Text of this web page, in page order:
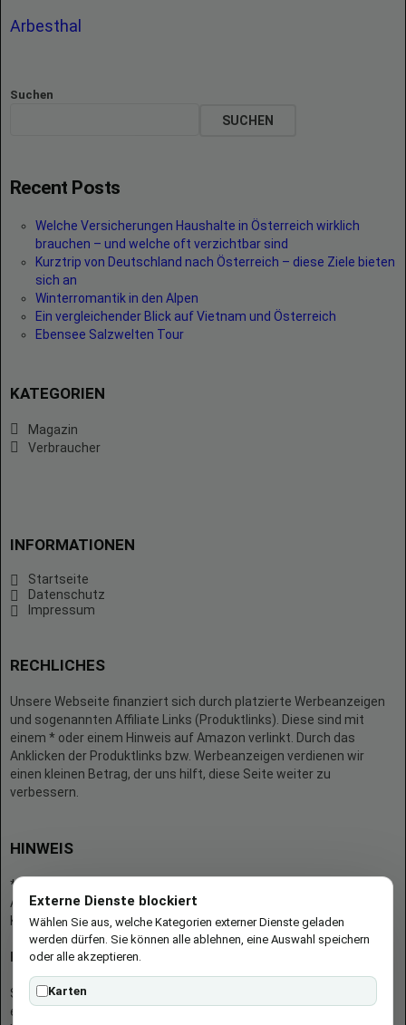
Arbesthal
Suchen
SUCHEN
Recent Posts
Welche Versicherungen Haushalte in Österreich wirklich
brauchen – und welche oft verzichtbar sind
Kurztrip von Deutschland nach Österreich – diese Ziele bieten
sich an
Winterromantik in den Alpen
Ein vergleichender Blick auf Vietnam und Österreich
Ebensee Salzwelten Tour
KATEGORIEN
Magazin
Verbraucher
INFORMATIONEN
Startseite
Datenschutz
Impressum
RECHLICHES
Unsere Webseite finanziert sich durch platzierte Werbeanzeigen
und sogenannten Affiliate Links (Produktlinks). Diese sind mit
einem * oder einem Hinweis auf Amazon verlinkt. Durch das
Anklicken der Produktlinks bzw. Werbeanzeigen verdienen wir
einen kleinen Betrag, der uns hilft, diese Seite weiter zu
verbessern.
HINWEIS
* = Afilliate-Link (=Werbung)
Als Amazon-Partner verdient der Seitenbetreiber an qualifizierten
Käufen.
Hinweis zu Preisen und Verfügbarkeiten
Sofern Produktpreise und Verfügbarkeiten angezeigt werden,
entsprechen diese dem angegebenen Stand (Datum/Uhrzeit) und
Externe Dienste blockiert
Wählen Sie aus, welche Kategorien externer Dienste geladen
werden dürfen. Sie können alle ablehnen, eine Auswahl speichern
oder alle akzeptieren.
Karten